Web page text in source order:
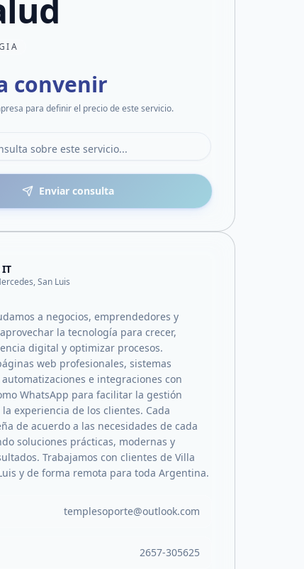
convenir
para definir el precio de este servicio.
Enviar consulta
San Luis
a negocios, emprendedores y
la tecnología para crecer,
digital y optimizar procesos.
web profesionales, sistemas
e integraciones con
WhatsApp para facilitar la gestión
experiencia de los clientes. Cada
de acuerdo a las necesidades de cada
soluciones prácticas, modernas y
Trabajamos con clientes de Villa
y de forma remota para toda Argentina.
templesoporte@outlook.com
2657-305625